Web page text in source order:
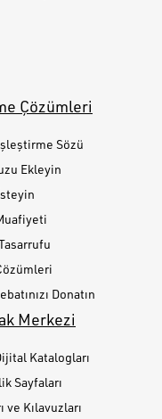
Çözümleri
Sözü
Ekleyin
Donatın
Merkezi
Katalogları
Sayfaları
ve Kılavuzları